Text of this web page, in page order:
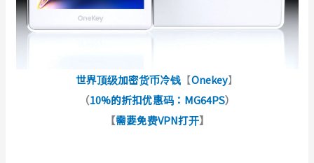
世界顶级加密货币冷钱 【Onekey】
（10%的折扣优惠码：MG64PS）
【需要免费VPN打开】